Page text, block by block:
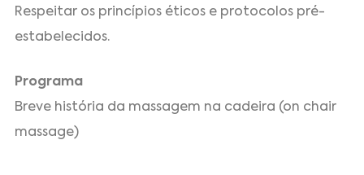
Respeitar os princípios éticos e protocolos pré-
estabelecidos.
Programa
Breve história da massagem na cadeira (on chair
massage)